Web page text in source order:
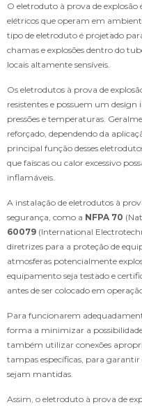
O eletroduto à prova de
elétricos que operam em
tipo de eletroduto é projetado
chamas e explosões dentro do
locais altamente sensíveis.
Os eletrodutos à prova de
resistentes e possuem um
pressões e temperaturas.
reforçado, dependendo da
principal função desses
que faíscas ou calor excessivo
inflamáveis.
A instalação de eletrodutos à
segurança, como a NFPA 70
60079 (International
diretrizes para a proteção de
atmosferas potencialmente
equipamento seja testado e
antes de ser colocado em
Para funcionarem
forma a minimizar a
também utilizar conexões
tampas específicas, para garantir
sejam mantidas.
Assim, o eletroduto à prova de